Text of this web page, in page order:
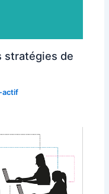
stratégies de
actif